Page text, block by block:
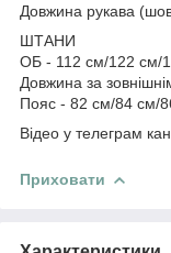
Довжина рукава
ШТАНИ
ОБ - 112 см/122 см/
Довжина за
Пояс - 82 см/84 см/
Відео у телеграм
Приховати